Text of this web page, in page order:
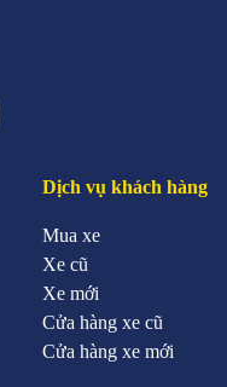
Dịch vụ khách hàng
Mua xe
Xe cũ
Xe mới
Cửa hàng xe cũ
Cửa hàng xe mới